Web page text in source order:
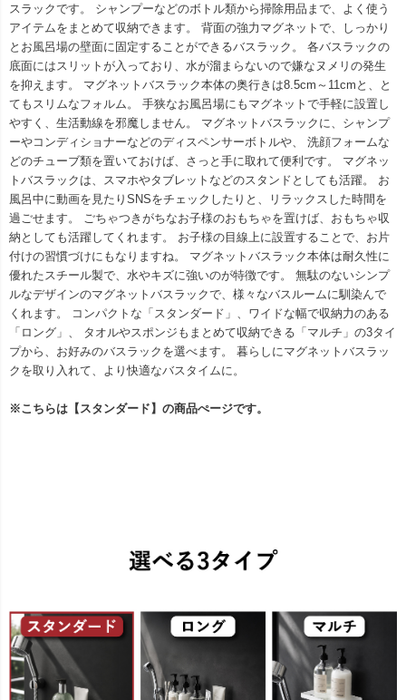
スラックです。 シャンプーなどのボトル類から掃除用品まで、よく使う
アイテムをまとめて収納できます。 背面の強力マグネットで、しっかり
とお風呂場の壁面に固定することができるバスラック。 各バスラックの
底面にはスリットが入っており、水が溜まらないので嫌なヌメリの発生
を抑えます。 マグネットバスラック本体の奥行きは8.5cm～11cmと、と
てもスリムなフォルム。 手狭なお風呂場にもマグネットで手軽に設置し
やすく、生活動線を邪魔しません。 マグネットバスラックに、シャンプ
ーやコンディショナーなどのディスペンサーボトルや、 洗顔フォームな
どのチューブ類を置いておけば、さっと手に取れて便利です。 マグネッ
トバスラックは、スマホやタブレットなどのスタンドとしても活躍。 お
風呂中に動画を見たりSNSをチェックしたりと、リラックスした時間を
過ごせます。 ごちゃつきがちなお子様のおもちゃを置けば、おもちゃ収
納としても活躍してくれます。 お子様の目線上に設置することで、お片
付けの習慣づけにもなりますね。 マグネットバスラック本体は耐久性に
優れたスチール製で、水やキズに強いのが特徴です。 無駄のないシンプ
ルなデザインのマグネットバスラックで、様々なバスルームに馴染んで
くれます。 コンパクトな「スタンダード」、ワイドな幅で収納力のある
「ロング」、 タオルやスポンジもまとめて収納できる「マルチ」の3タイ
プから、お好みのバスラックを選べます。 暮らしにマグネットバスラッ
クを取り入れて、より快適なバスタイムに。
※こちらは【スタンダード】の商品ぺージです。